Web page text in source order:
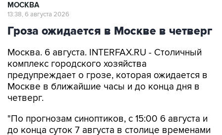
МОСКВА
13:38, 6 августа 2026
Гроза ожидается в Москве в четверг
Москва. 6 августа. INTERFAX.RU - Столичный
комплекс городского хозяйства
предупреждает о грозе, которая ожидается в
Москве в ближайшие часы и до конца дня в
четверг.
"По прогнозам синоптиков, с 15:00 6 августа и
до конца суток 7 августа в столице временами